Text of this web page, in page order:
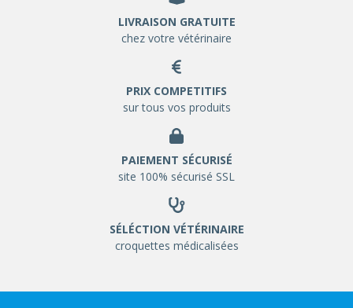
LIVRAISON GRATUITE
chez votre vétérinaire
PRIX COMPETITIFS
sur tous vos produits
PAIEMENT SÉCURISÉ
site 100% sécurisé SSL
SÉLÉCTION VÉTÉRINAIRE
croquettes médicalisées